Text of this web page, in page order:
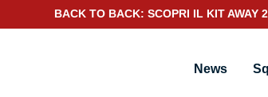
BACK TO BACK: SCOPRI IL KIT AWAY
News